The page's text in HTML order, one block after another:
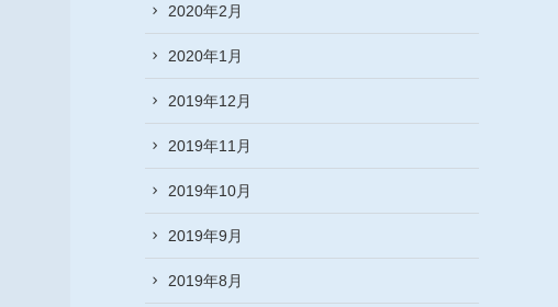
2020年2月
2020年1月
2019年12月
2019年11月
2019年10月
2019年9月
2019年8月